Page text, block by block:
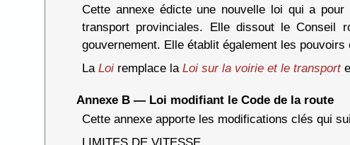
Cette annexe édicte une nouvelle loi qui a
transport provinciales. Elle dissout le Conseil
gouvernement. Elle établit également les
LaLoi remplace laLoi sur la voirie et le transport
Annexe B — Loi modifiant le Code de la route
Cette annexe apporte les modifications clés qui